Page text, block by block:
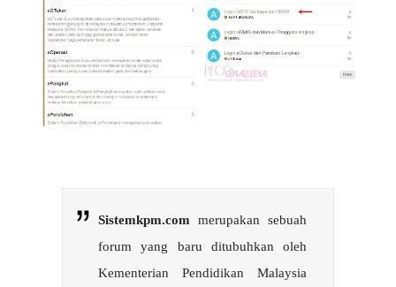
Sistemkpm.com merupakan sebuah
forum yang baru ditubuhkan oleh
Kementerian Pendidikan Malaysia